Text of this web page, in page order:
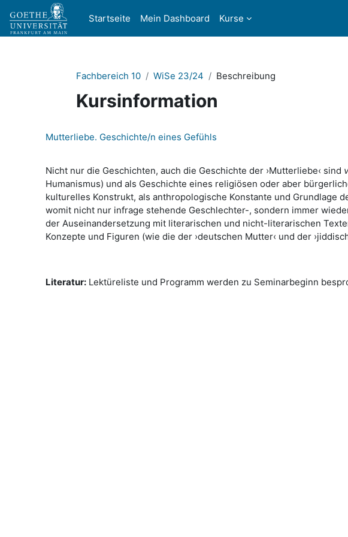
Zum Hauptinhalt
Startseite
Mein Dashboard Kurse
Fachbereich 10 WiSe 23/24 Beschreibung
Kursinformation
Mutterliebe. Geschichte/n eines Gefühls
Nicht nur die Geschichten, auch die Geschichte der ›Mutterliebe‹ sind
Humanismus) und als Geschichte eines religiösen oder aber
kulturelles Konstrukt, als anthropologische Konstante und Grundlage
womit nicht nur infrage stehende Geschlechter-, sondern immer
der Auseinandersetzung mit literarischen und nicht-literarischen
Konzepte und Figuren (wie die der ›deutschen Mutter‹ und der
Literatur: Lektüreliste und Programm werden zu Seminarbeginn